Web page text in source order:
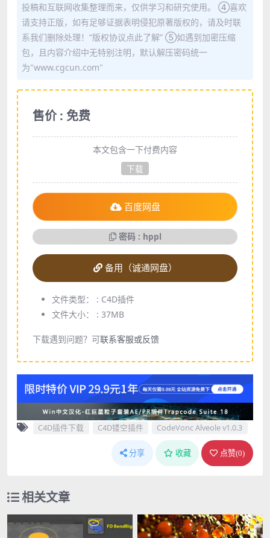
投稿和互联网收集整理而来，仅供学习和研究使用。 ④喜欢
请支持正版，如有足够证据表明侵犯原著版权的，请及时联
系我们删除处理！“版权协议点此了解” ⑤如遇到加密压缩
包，且内容介绍中无特别注明，默认解压密码统一
为"www.cgcun.com"
售价 : 免费
本文包含一下付费内容
下载
百度网盘
密码 : hppl
备用（诚通网盘）
文件类型： : C4D插件
文件大小： : 37MB
下载遇到问题？可联系客服或反馈
C4D插件下载 C4D镂空插件 CodeVonc Alveole v1.0.3
分享 收藏 点赞(0)
相关文章